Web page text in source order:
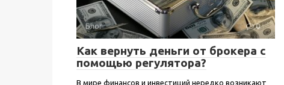
Блог 0
Как вернуть деньги от брокера с
помощью регулятора?
В мире финансов и инвестиций нередко возникают